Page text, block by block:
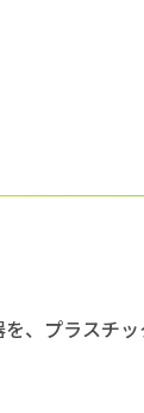
、プラスチッ